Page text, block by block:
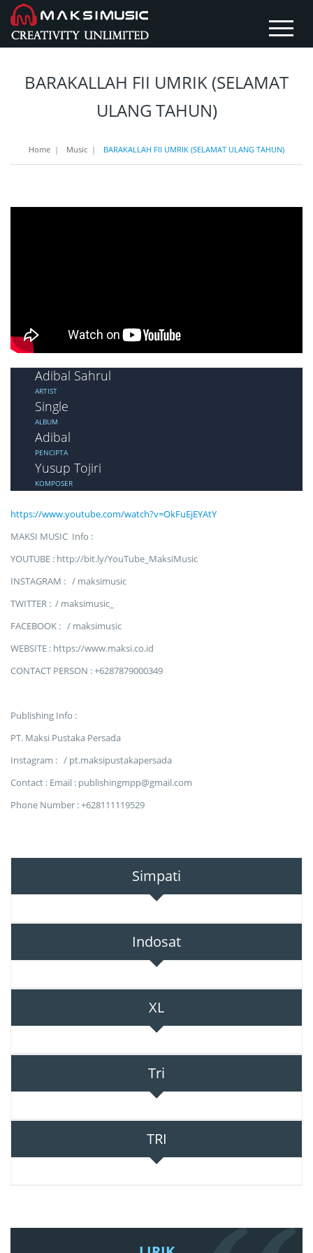
BARAKALLAH FII UMRIK (SELAMAT
ULANG TAHUN)
Home | Music | BARAKALLAH FII UMRIK (SELAMAT ULANG TAHUN)
Adibal Sahrul
ARTIST
Single
ALBUM
Adibal
PENCIPTA
Yusup Tojiri
KOMPOSER
https://www.youtube.com/watch?v=OkFuEjEYAtY
MAKSI MUSIC Info :
YOUTUBE : http://bit.ly/YouTube_MaksiMusic
INSTAGRAM : / maksimusic
TWITTER : / maksimusic_
FACEBOOK : / maksimusic
WEBSITE : https://www.maksi.co.id
CONTACT PERSON : +6287879000349
Publishing Info :
PT. Maksi Pustaka Persada
Instagram : / pt.maksipustakapersada
Contact : Email : publishingmpp@gmail.com
Phone Number : +628111119529
Simpati
Indosat
XL
Tri
TRI